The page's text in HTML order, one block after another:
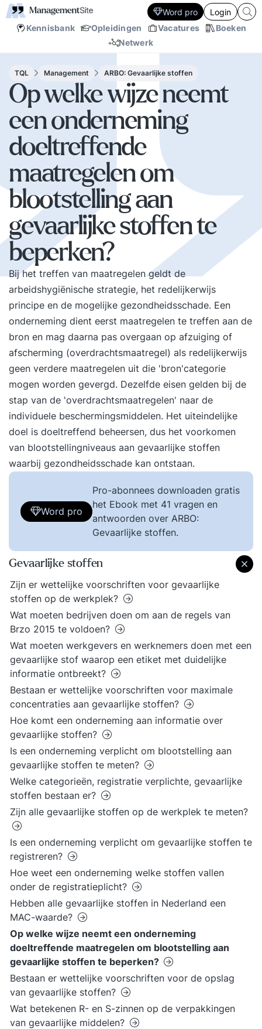
Kennisbank Opleidingen Vacatures
Boeken
Netwerk
Word pro Login
TQL Management ARBO: Gevaarlijke stoffen
Op welke wijze neemt
een onderneming
doeltreffende
maatregelen om
blootstelling aan
gevaarlijke stoffen te
beperken?
Bij het treffen van maatregelen geldt de
arbeidshygiënische strategie, het redelijkerwijs
principe en de mogelijke gezondheidsschade. Een
onderneming dient eerst maatregelen te treffen aan de
bron en mag daarna pas overgaan op afzuiging of
afscherming (overdrachtsmaatregel) als redelijkerwijs
geen verdere maatregelen uit die 'bron'categorie
mogen worden gevergd. Dezelfde eisen gelden bij de
stap van de 'overdrachtsmaatregelen' naar de
individuele beschermingsmiddelen. Het uiteindelijke
doel is doeltreffend beheersen, dus het voorkomen
van blootstellingniveaus aan gevaarlijke stoffen
waarbij gezondheidsschade kan ontstaan.
Word pro
Pro-abonnees downloaden gratis
het Ebook met 41 vragen en
antwoorden over ARBO:
Gevaarlijke stoffen.
Gevaarlijke stoffen
Zijn er wettelijke voorschriften voor gevaarlijke
stoffen op de werkplek?
Wat moeten bedrijven doen om aan de regels van
Brzo 2015 te voldoen?
Wat moeten werkgevers en werknemers doen met een
gevaarlijke stof waarop een etiket met duidelijke
informatie ontbreekt?
Bestaan er wettelijke voorschriften voor maximale
concentraties aan gevaarlijke stoffen?
Hoe komt een onderneming aan informatie over
gevaarlijke stoffen?
Is een onderneming verplicht om blootstelling aan
gevaarlijke stoffen te meten?
Welke categorieën, registratie verplichte, gevaarlijke
stoffen bestaan er?
Zijn alle gevaarlijke stoffen op de werkplek te meten?
Is een onderneming verplicht om gevaarlijke stoffen te
registreren?
Hoe weet een onderneming welke stoffen vallen
onder de registratieplicht?
Hebben alle gevaarlijke stoffen in Nederland een
MAC-waarde?
Op welke wijze neemt een onderneming
doeltreffende maatregelen om blootstelling aan
gevaarlijke stoffen te beperken?
Bestaan er wettelijke voorschriften voor de opslag
van gevaarlijke stoffen?
Wat betekenen R- en S-zinnen op de verpakkingen
van gevaarlijke middelen?